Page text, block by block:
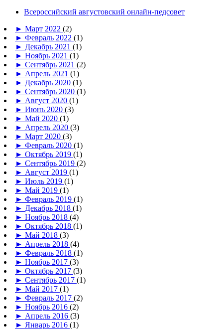
Всероссийский августовский онлайн-педсовет
► Март 2022 (2)
► Февраль 2022 (1)
► Декабрь 2021 (1)
► Ноябрь 2021 (1)
► Сентябрь 2021 (2)
► Апрель 2021 (1)
► Декабрь 2020 (1)
► Сентябрь 2020 (1)
► Август 2020 (1)
► Июнь 2020 (3)
► Май 2020 (1)
► Апрель 2020 (3)
► Март 2020 (3)
► Февраль 2020 (1)
► Октябрь 2019 (1)
► Сентябрь 2019 (2)
► Август 2019 (1)
► Июль 2019 (1)
► Май 2019 (1)
► Февраль 2019 (1)
► Декабрь 2018 (1)
► Ноябрь 2018 (4)
► Октябрь 2018 (1)
► Май 2018 (3)
► Апрель 2018 (4)
► Февраль 2018 (1)
► Ноябрь 2017 (3)
► Октябрь 2017 (3)
► Сентябрь 2017 (1)
► Май 2017 (1)
► Февраль 2017 (2)
► Ноябрь 2016 (2)
► Апрель 2016 (3)
► Январь 2016 (1)